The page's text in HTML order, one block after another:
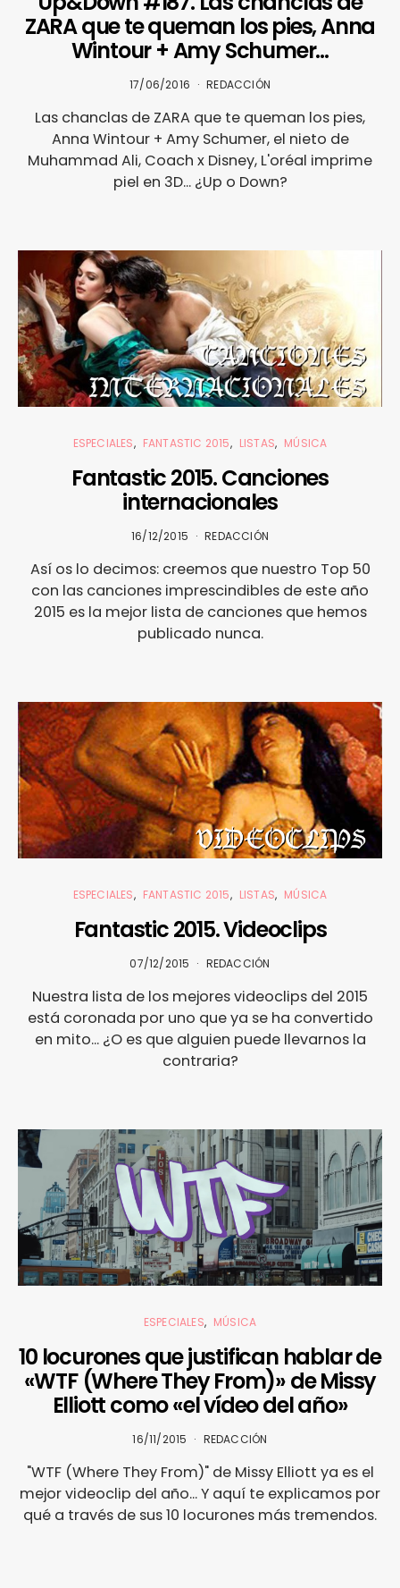
ZARA que te queman los pies, Anna
Wintour + Amy Schumer…
17/06/2016 REDACCIÓN
Las chanclas de ZARA que te queman los pies,
Anna Wintour + Amy Schumer, el nieto de
Muhammad Ali, Coach x Disney, L'oréal imprime
piel en 3D... ¿Up o Down?
ESPECIALES FANTASTIC 2015 LISTAS MÚSICA
Fantastic 2015. Canciones
internacionales
16/12/2015 REDACCIÓN
Así os lo decimos: creemos que nuestro Top 50
con las canciones imprescindibles de este año
2015 es la mejor lista de canciones que hemos
publicado nunca.
ESPECIALES FANTASTIC 2015 LISTAS MÚSICA
Fantastic 2015. Videoclips
07/12/2015 REDACCIÓN
Nuestra lista de los mejores videoclips del 2015
está coronada por uno que ya se ha convertido
en mito... ¿O es que alguien puede llevarnos la
contraria?
ESPECIALES MÚSICA
10 locurones que justifican hablar de
«WTF (Where They From)» de Missy
Elliott como «el vídeo del año»
16/11/2015 REDACCIÓN
"WTF (Where They From)" de Missy Elliott ya es el
mejor videoclip del año... Y aquí te explicamos por
qué a través de sus 10 locurones más tremendos.